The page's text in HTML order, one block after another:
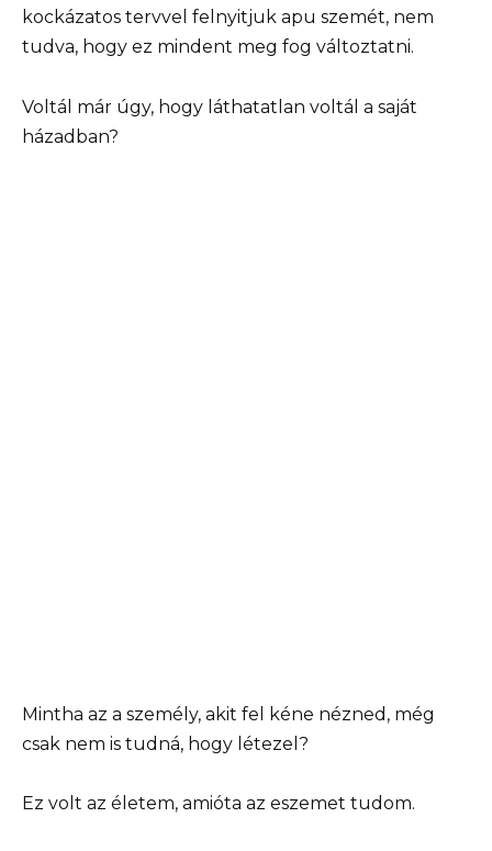
kockázatos tervvel felnyitjuk apu szemét, nem
tudva, hogy ez mindent meg fog változtatni.
Voltál már úgy, hogy láthatatlan voltál a saját
házadban?
Mintha az a személy, akit fel kéne nézned, még
csak nem is tudná, hogy létezel?
Ez volt az életem, amióta az eszemet tudom.